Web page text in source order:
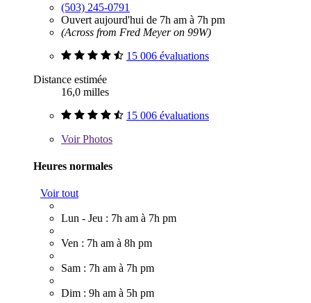
(503) 245-0791
Ouvert aujourd'hui de 7h am à 7h pm
(Across from Fred Meyer on 99W)
15 006 évaluations
Distance estimée
16,0 milles
15 006 évaluations
VoirPhotos
Heures normales
Voir tout
Lun - Jeu : 7h am à 7h pm
Ven : 7h am à 8h pm
Sam : 7h am à 7h pm
Dim : 9h am à 5h pm